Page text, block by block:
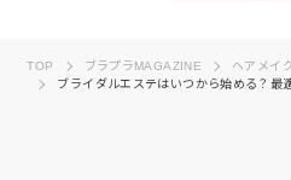
TOP ブラプラMAGAZINE
ヘアメイ
ブライダルエステはいつから始める？最